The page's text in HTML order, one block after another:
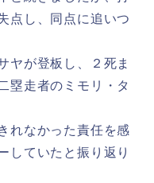
点し、同点に追いつ
ヤが登板し、２死ま
塁走者のミモリ・タ
れなかった責任を感
していたと振り返り